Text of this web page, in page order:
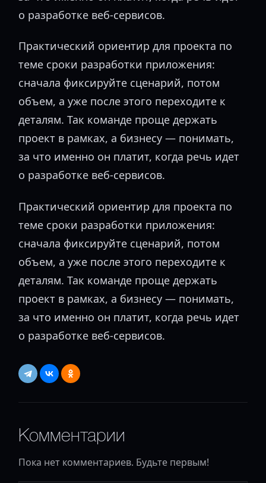
о разработке веб-сервисов.
Практический ориентир для проекта по
теме сроки разработки приложения:
сначала фиксируйте сценарий, потом
объем, а уже после этого переходите к
деталям. Так команде проще держать
проект в рамках, а бизнесу — понимать,
за что именно он платит, когда речь идет
о разработке веб-сервисов.
Практический ориентир для проекта по
теме сроки разработки приложения:
сначала фиксируйте сценарий, потом
объем, а уже после этого переходите к
деталям. Так команде проще держать
проект в рамках, а бизнесу — понимать,
за что именно он платит, когда речь идет
о разработке веб-сервисов.
Комментарии
Пока нет комментариев. Будьте первым!